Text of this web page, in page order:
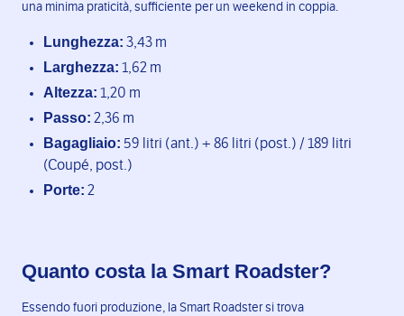
una minima praticità, sufficiente per un weekend in coppia.
Lunghezza: 3,43 m
Larghezza: 1,62 m
Altezza: 1,20 m
Passo: 2,36 m
Bagagliaio: 59 litri (ant.) + 86 litri (post.) / 189 litri
(Coupé, post.)
Porte: 2
Quanto costa la Smart Roadster?
Essendo fuori produzione, la Smart Roadster si trova